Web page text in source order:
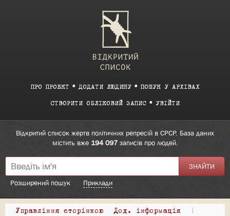
ПРО ПРОЕКТ ДОДАТИ ЛЮДИНУ ПОШУК У АРХІВАХ
СТВОРИТИ ОБЛІКОВИЙ ЗАПИС УВІЙТИ
Відкритий список жертв політичних репресій в СРСР. База даних
містить вже 194 097записів про людей.
Розширений пошук Приклади
Управління сторінкою Дод. інформація |